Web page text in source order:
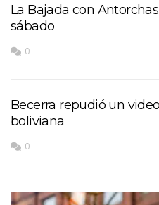
La Bajada con
sábado
0
Becerra repudió un
boliviana
0